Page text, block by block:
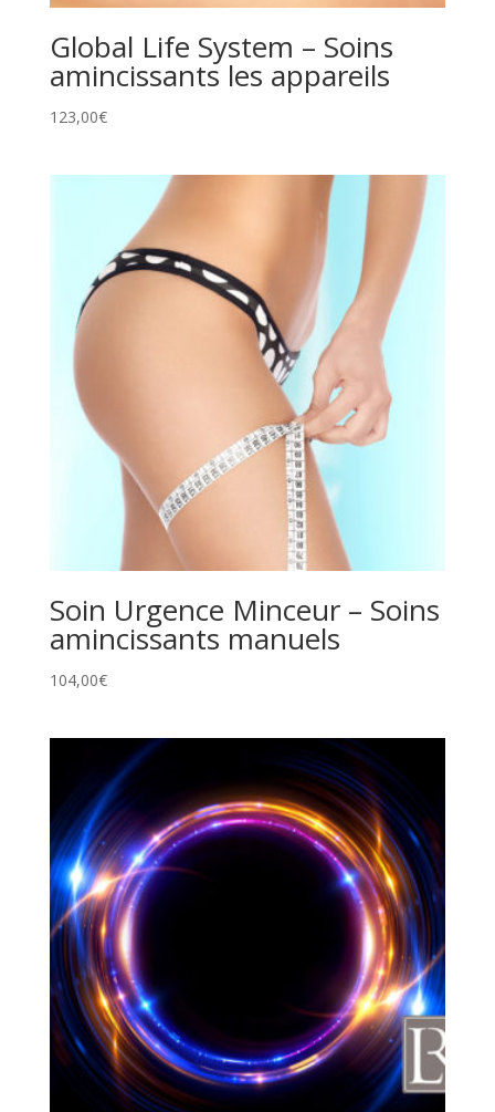
Global Life System – Soins
amincissants les appareils
123,00€
Soin Urgence Minceur – Soins
amincissants manuels
104,00€